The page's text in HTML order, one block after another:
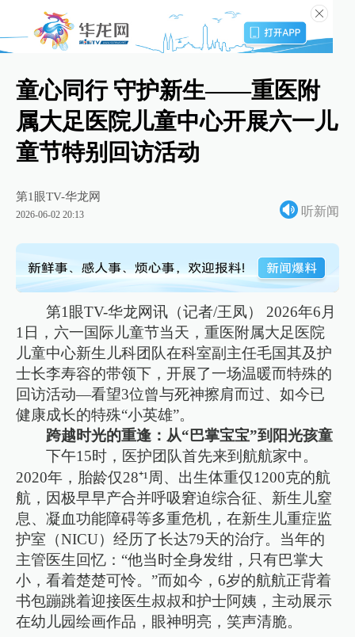
童心同行 守护新生——重医附
属大足医院儿童中心开展六一儿
童节特别回访活动
第1眼TV-华龙网
2026-06-02 20:13 听新闻
第1眼TV-华龙网讯（记者/王凤） 2026年6月
1日，六一国际儿童节当天，重医附属大足医院
儿童中心新生儿科团队在科室副主任毛国其及护
士长李寿容的带领下，开展了一场温暖而特殊的
回访活动—看望3位曾与死神擦肩而过、如今已
健康成长的特殊“小英雄”。
跨越时光的重逢：从“巴掌宝宝”到阳光孩童
下午15时，医护团队首先来到航航家中。
2020年，胎龄仅28⁺¹周、出生体重仅1200克的航
航，因极早早产合并呼吸窘迫综合征、新生儿窒
息、凝血功能障碍等多重危机，在新生儿重症监
护室（NICU）经历了长达79天的治疗。当年的
主管医生回忆：“他当时全身发绀，只有巴掌大
小，看着楚楚可怜。”而如今，6岁的航航正背着
书包蹦跳着迎接医生叔叔和护士阿姨，主动展示
在幼儿园绘画作品，眼神明亮，笑声清脆。